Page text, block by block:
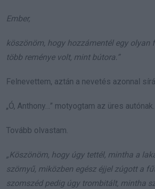
Ember,
köszönöm, hogy hozzámentél egy olyan
több reménye volt, mint bútora.”
Felnevettem, aztán a nevetés azonnal
„Ó, Anthony…” motyogtam az üres autónak.
Tovább olvastam.
„Köszönöm, hogy úgy tettél, mintha a
szörnyű, miközben egész éjjel zúgott a
szomszéd pedig úgy trombitált, mintha